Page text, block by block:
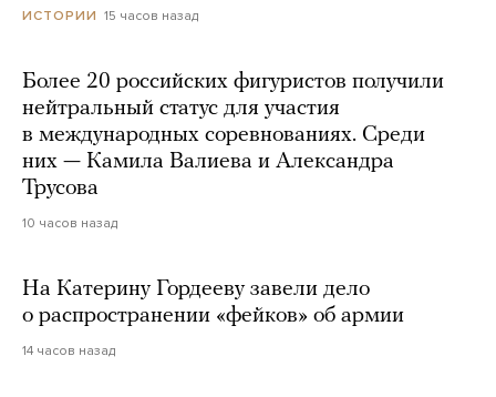
ИСТОРИИ 15 часов назад
Более 20 российских фигуристов получили
нейтральный статус для участия
в международных соревнованиях. Среди
них — Камила Валиева и Александра
Трусова
10 часов назад
На Катерину Гордееву завели дело
о распространении «фейков» об армии
14 часов назад